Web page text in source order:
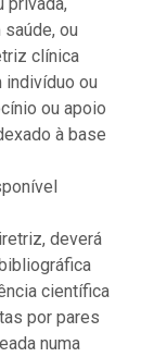
ou
clínica
indivíduo ou
ou apoio
à base
deverá
científica
por pares
numa